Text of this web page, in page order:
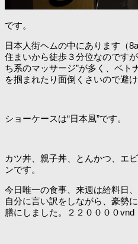
です。
日本人街ヘムの中にあります（
住まいから徒歩３分位なのです
ち系のマッサージ”が多く、ベト
を掴まれたり面倒くさいので避け
ショーケースは“日本風”です。
カツ丼、親子丼、とんかつ、エ
ンです。
今日唯一の食事、来週は給料日
自分に言い訳をしながら、豪勢
膳にしました。２２００００vnd